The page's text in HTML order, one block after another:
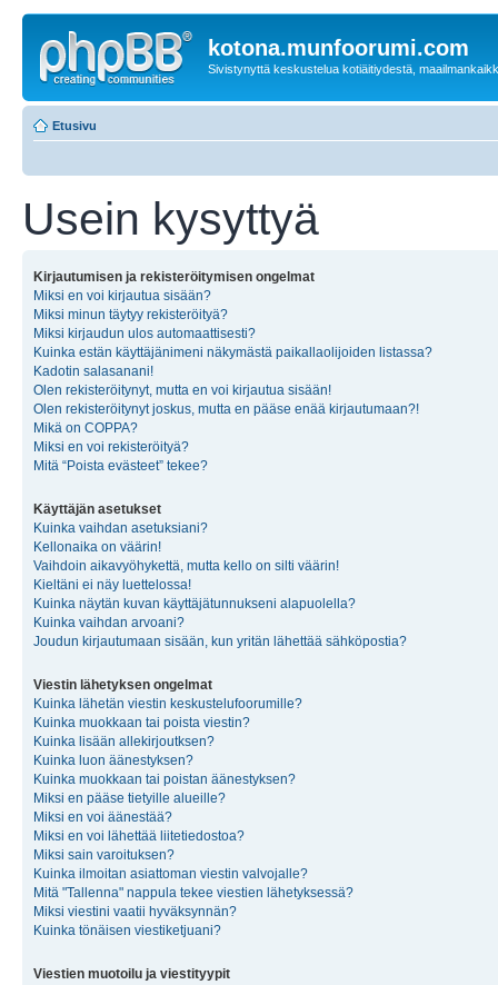
kotona.munfoorumi.com
Sivistynyttä keskustelua kotiäitiydestä,
Etusivu
Usein kysyttyä
Kirjautumisen ja rekisteröitymisen ongelmat
Miksi en voi kirjautua sisään?
Miksi minun täytyy rekisteröityä?
Miksi kirjaudun ulos automaattisesti?
Kuinka estän käyttäjänimeni näkymästä paikallaolijoiden listassa?
Kadotin salasanani!
Olen rekisteröitynyt, mutta en voi kirjautua sisään!
Olen rekisteröitynyt joskus, mutta en pääse enää kirjautumaan?!
Mikä on COPPA?
Miksi en voi rekisteröityä?
Mitä “Poista evästeet” tekee?
Käyttäjän asetukset
Kuinka vaihdan asetuksiani?
Kellonaika on väärin!
Vaihdoin aikavyöhykettä, mutta kello on silti väärin!
Kieltäni ei näy luettelossa!
Kuinka näytän kuvan käyttäjätunnukseni alapuolella?
Kuinka vaihdan arvoani?
Joudun kirjautumaan sisään, kun yritän lähettää sähköpostia?
Viestin lähetyksen ongelmat
Kuinka lähetän viestin keskustelufoorumille?
Kuinka muokkaan tai poista viestin?
Kuinka lisään allekirjoutksen?
Kuinka luon äänestyksen?
Kuinka muokkaan tai poistan äänestyksen?
Miksi en pääse tietyille alueille?
Miksi en voi äänestää?
Miksi en voi lähettää liitetiedostoa?
Miksi sain varoituksen?
Kuinka ilmoitan asiattoman viestin valvojalle?
Mitä "Tallenna" nappula tekee viestien lähetyksessä?
Miksi viestini vaatii hyväksynnän?
Kuinka tönäisen viestiketjuani?
Viestien muotoilu ja viestityypit